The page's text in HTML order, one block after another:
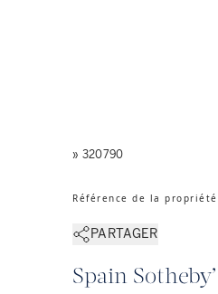
» 320790
Référence de la propriété
PARTAGER
Spain